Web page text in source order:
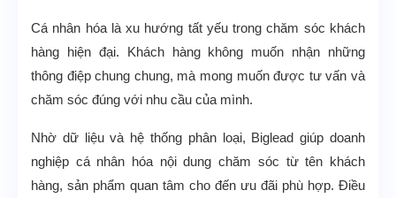
Cá nhân hóa là xu hướng tất yếu trong chăm sóc khách
hàng hiện đại. Khách hàng không muốn nhận những
thông điệp chung chung, mà mong muốn được tư vấn và
chăm sóc đúng với nhu cầu của mình.
Nhờ dữ liệu và hệ thống phân loại, Biglead giúp doanh
nghiệp cá nhân hóa nội dung chăm sóc từ tên khách
hàng, sản phẩm quan tâm cho đến ưu đãi phù hợp. Điều